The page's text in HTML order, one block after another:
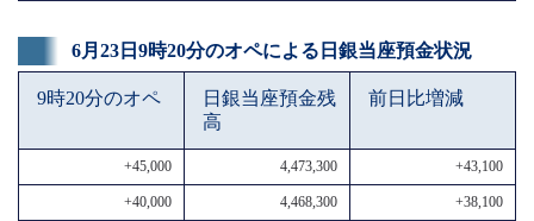
6月23日9時20分のオペによる日銀当座預金状況
9時20分のオペ
日銀当座預金残
高
前日比増減
+45,000 4,473,300 +43,100
+40,000 4,468,300 +38,100